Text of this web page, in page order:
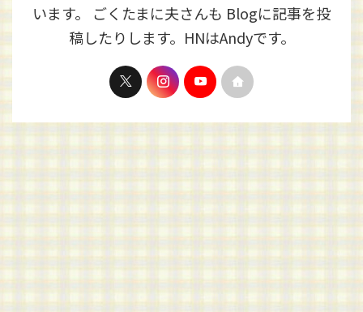
います。 ごくたまに夫さんも Blogに記事を投
稿したりします。HNはAndyです。